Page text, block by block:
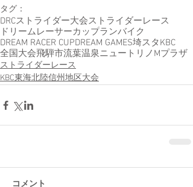
タグ：
DRCストライダー大会ストライダーレース
ドリームレーサーカップランバイク
DREAM RACER CUPDREAM GAMES埼スタKBC
全国大会飛騨市流葉温泉ニュートリノ Mプラザ
ストライダーレース
KBC東海北陸信州地区大会
コメント